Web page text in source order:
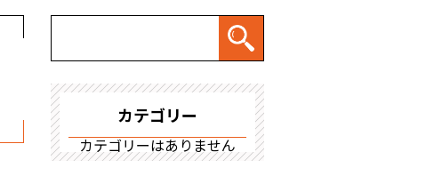
カテゴリー
カテゴリーはありません